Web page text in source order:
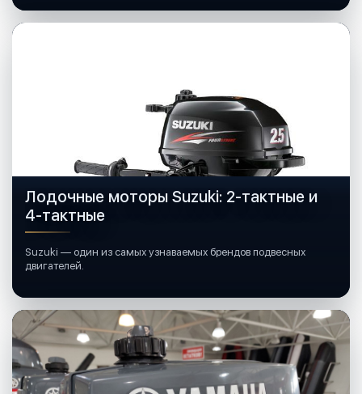
Лодочные моторы Suzuki: 2-тактные и
4-тактные
Suzuki — один из самых узнаваемых брендов подвесных
двигателей.